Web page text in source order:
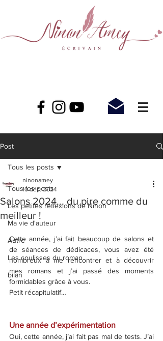
Post
Tous les posts
Les petites réflexions de Ninon
Ma vie d'auteur
Autre
Les coulisses du roman
bilan
Tous les posts
Salons 2024... du pire comme du
meilleur !
ninonamey
10 déc. 2024
Cette année, j’ai fait beaucoup de salons et
de séances de dédicaces, vous avez été
nombreux à me rencontrer et à découvrir
mes romans et j’ai passé des moments
formidables grâce à vous.
Petit récapitulatif…
Une année d’expérimentation
Oui, cette année, j’ai fait pas mal de tests. J’ai